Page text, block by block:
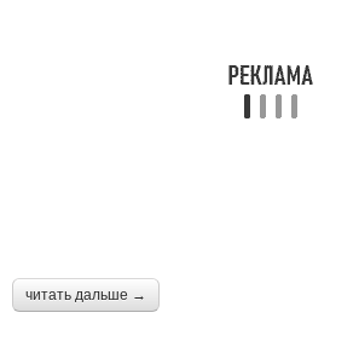
читать дальше →